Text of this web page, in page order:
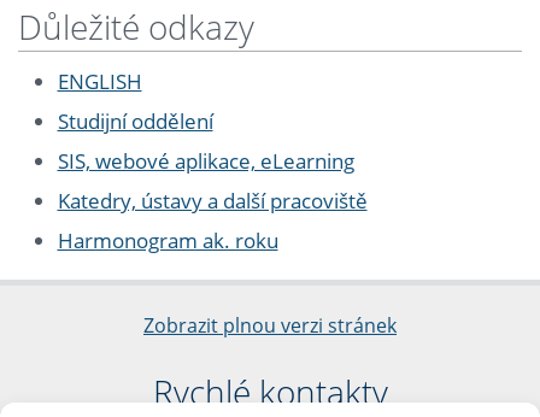
Důležité odkazy
ENGLISH
Studijní oddělení
SIS, webové aplikace, eLearning
Katedry, ústavy a další pracoviště
Harmonogram ak. roku
Zobrazit plnou verzi stránek
Rychlé kontakty